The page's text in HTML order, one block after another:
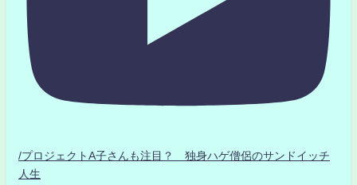
/プロジェクトA子さんも注目？ 独身ハゲ僧侶のサンドイッチ
人生